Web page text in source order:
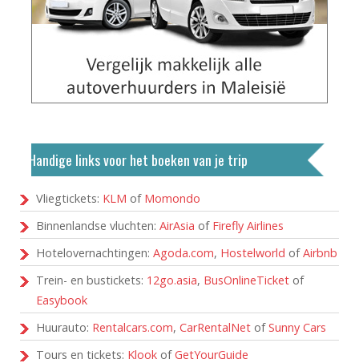
Handige links voor het boeken van je trip
Vliegtickets: KLM of Momondo
Binnenlandse vluchten: AirAsia of Firefly Airlines
Hotelovernachtingen: Agoda.com, Hostelworld ofAirbnb
Trein- en bustickets: 12go.asia, BusOnlineTicket of
Easybook
Huurauto: Rentalcars.com, CarRentalNet ofSunny Cars
Tours en tickets: Klook ofGetYourGuide